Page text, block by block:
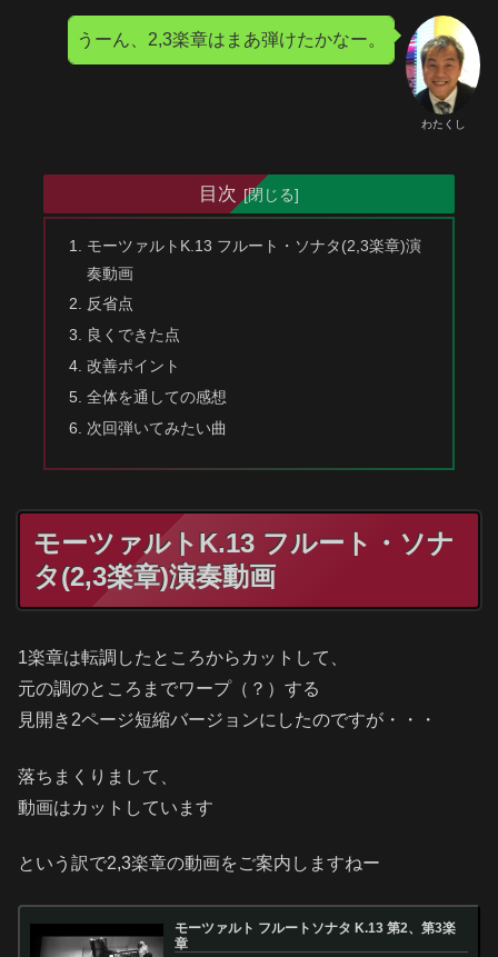
わたくし
うーん、2,3楽章はまあ弾けたかなー。
目次
モーツァルトK.13 フルート・ソナタ(2,3楽章)演
奏動画
反省点
良くできた点
改善ポイント
全体を通しての感想
次回弾いてみたい曲
モーツァルトK.13 フルート・ソナ
タ(2,3楽章)演奏動画
1楽章は転調したところからカットして、
元の調のところまでワープ（？）する
見開き2ページ短縮バージョンにしたのですが・・・
落ちまくりまして、
動画はカットしています
という訳で2,3楽章の動画をご案内しますねー
モーツァルト フルートソナタ K.13 第2、第3楽
章